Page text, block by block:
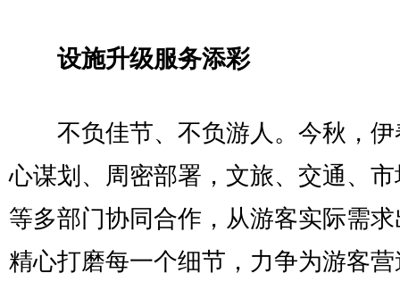
设施升级服务添彩
不负佳节、不负游人。今秋，伊
心谋划、周密部署，文旅、交通、
等多部门协同合作，从游客实际需
精心打磨每一个细节，力争为游客